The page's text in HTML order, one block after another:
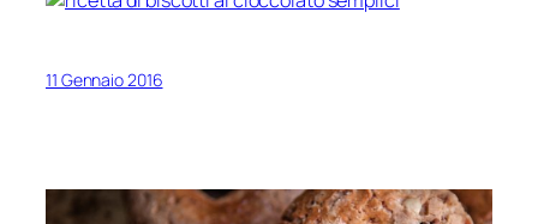
11 Gennaio 2016